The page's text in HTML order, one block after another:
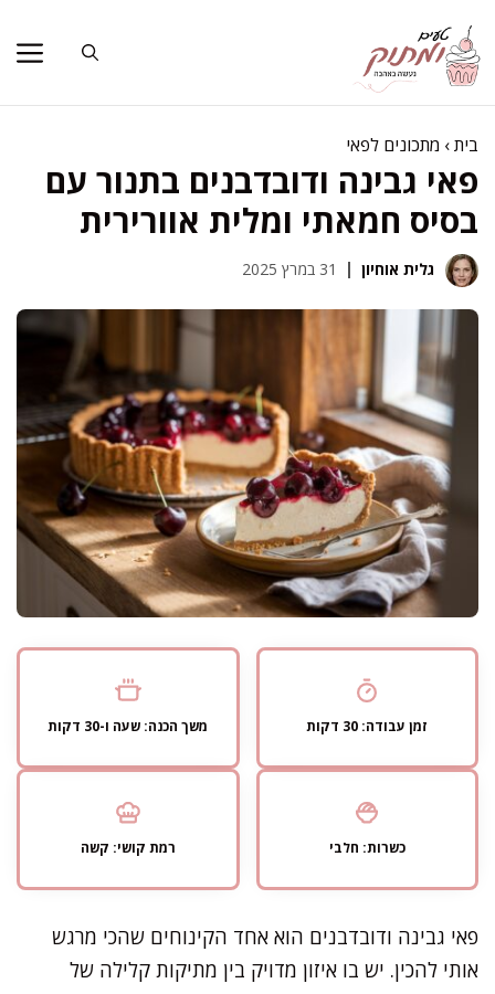
לתוכן
בית› מתכונים לפאי
פאי גבינה ודובדבנים בתנור עם
בסיס חמאתי ומלית אוורירית
גלית אוחיון 31 במרץ 2025
זמן עבודה: 30 דקות משך הכנה: שעה ו-30 דקות
כשרות: חלבי רמת קושי: קשה
פאי גבינה ודובדבנים הוא אחד הקינוחים שהכי מרגש
אותי להכין. יש בו איזון מדויק בין מתיקות קלילה של